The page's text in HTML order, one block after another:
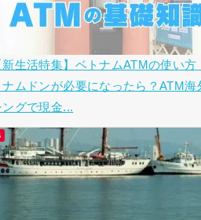
新生活特集】ベトナムATMの使い方
ナムドンが必要になったら？ATM海
ングで現金...